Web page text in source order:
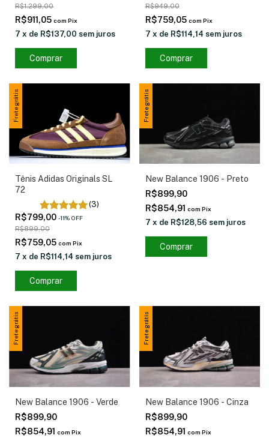
R$1.299,00
R$911,05 com Pix
7 x de R$137,00 sem juros
Comprar
R$949,00
R$759,05 com Pix
7 x de R$114,14 sem juros
Comprar
Frete grátis
Tênis Adidas Originals SL
72
(3)
R$799,00 -11% OFF
R$899,00
R$759,05 com Pix
7 x de R$114,14 sem juros
Comprar
Frete grátis
New Balance 1906 - Preto
R$899,90
R$854,91 com Pix
7 x de R$128,56 sem juros
Comprar
Frete grátis
New Balance 1906 - Verde
R$899,90
R$854,91 com Pix
Frete grátis
New Balance 1906 - Cinza
R$899,90
R$854,91 com Pix